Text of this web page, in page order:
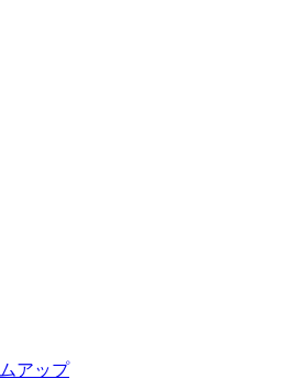
アップ